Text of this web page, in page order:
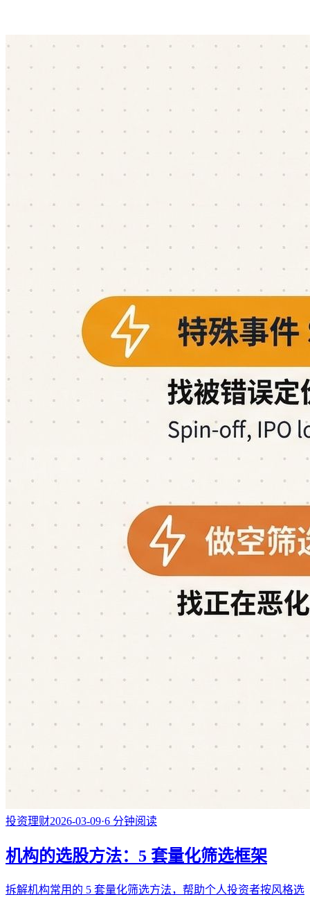
投资理财2026-03-09·6 分钟阅读
机构的选股方法：5 套量化筛选框架
拆解机构常用的 5 套量化筛选方法，帮助个人投资者按风格选